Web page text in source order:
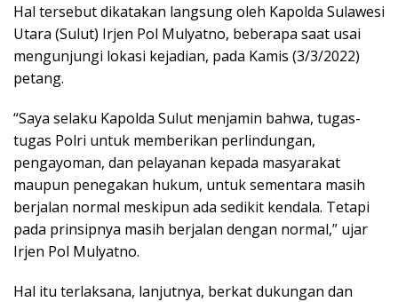
Hal tersebut dikatakan langsung oleh Kapolda Sulawesi
Utara (Sulut) Irjen Pol Mulyatno, beberapa saat usai
mengunjungi lokasi kejadian, pada Kamis (3/3/2022)
petang.
“Saya selaku Kapolda Sulut menjamin bahwa, tugas-
tugas Polri untuk memberikan perlindungan,
pengayoman, dan pelayanan kepada masyarakat
maupun penegakan hukum, untuk sementara masih
berjalan normal meskipun ada sedikit kendala. Tetapi
pada prinsipnya masih berjalan dengan normal,” ujar
Irjen Pol Mulyatno.
Hal itu terlaksana, lanjutnya, berkat dukungan dan